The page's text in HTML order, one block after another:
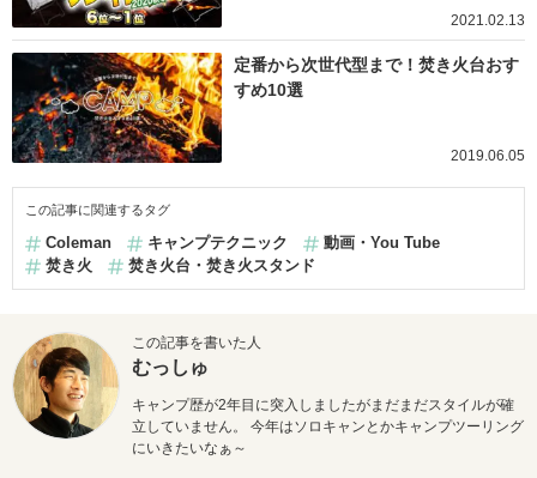
2021.02.13
定番から次世代型まで！焚き火台おす
すめ10選
2019.06.05
この記事に関連するタグ
Coleman キャンプテクニック
動画・You Tube
焚き火
焚き火台・焚き火スタンド
この記事を書いた人
むっしゅ
キャンプ歴が2年目に突入しましたがまだまだスタイルが確
立していません。 今年はソロキャンとかキャンプツーリング
にいきたいなぁ～